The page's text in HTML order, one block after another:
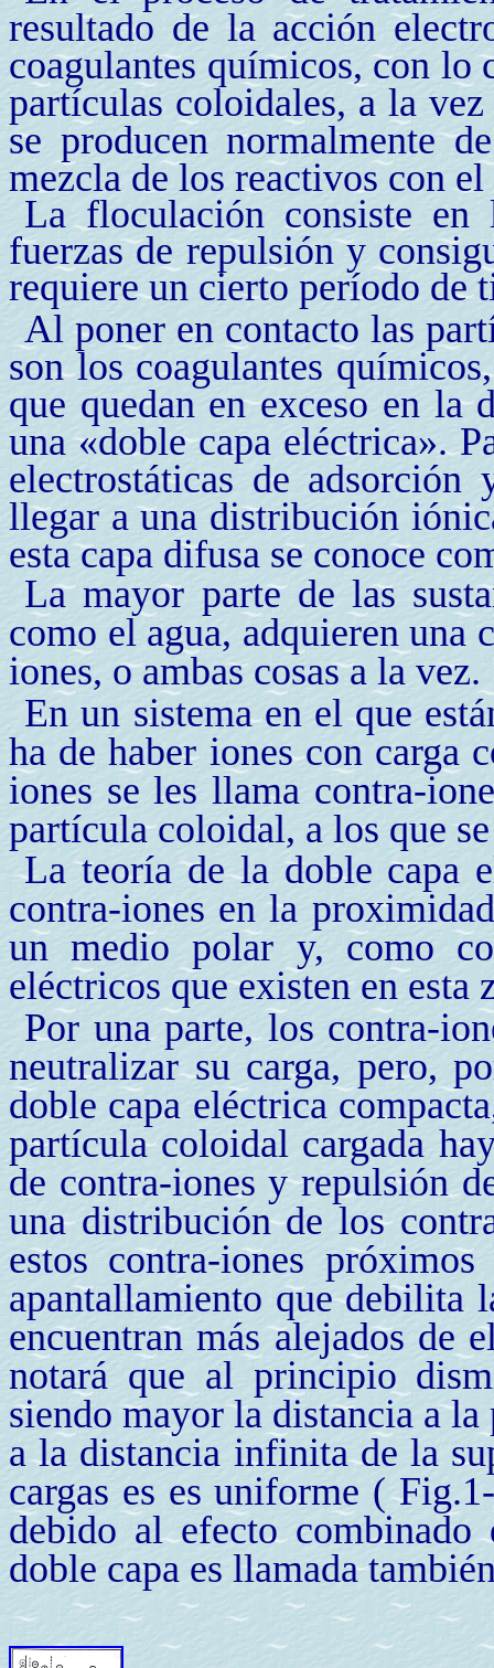
resultado de la acción
coagulantes químicos, con lo
partículas coloidales, a la
se producen normalmente
mezcla de los reactivos con el
La floculación consiste en
fuerzas de repulsión y
requiere un cierto período de
Al poner en contacto las
son los coagulantes
que quedan en exceso en la
una «doble capa eléctrica».
electrostáticas de
llegar a una distribución
esta capa difusa se conoce
La mayor parte de las
como el agua, adquieren
iones, o ambas cosas a la vez.
En un sistema en el que
ha de haber iones con carga
iones se les llamacontra-
partícula coloidal, a los que
La teoría de la doble capa
contra-iones en la
un medio polar y, como
eléctricos que existen en esta
Por una parte, los contra-
neutralizar su carga, pero,
doble capa eléctrica
partícula coloidal cargada
de contra-iones y repulsión
una distribución de los
estos contra-iones
apantallamiento que debilita
encuentran más alejados de
notará que al principio
siendo mayor la distancia a
a la distancia infinita de la
cargas es es uniforme (
debido al efecto
doble capa es llamada